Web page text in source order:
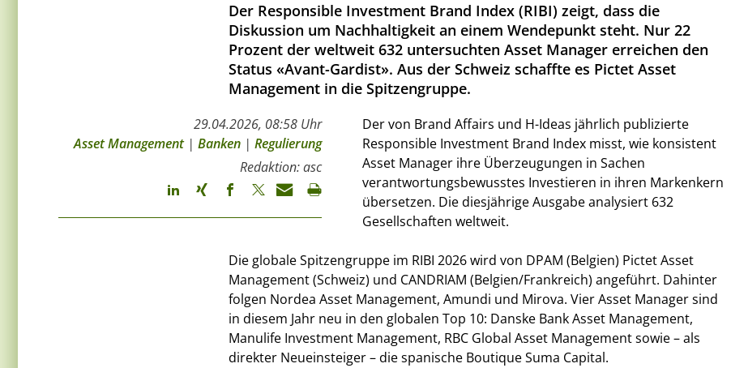
Der Responsible Investment Brand Index (RIBI) zeigt, dass die
Diskussion um Nachhaltigkeit an einem Wendepunkt steht. Nur 22
Prozent der weltweit 632 untersuchten Asset Manager erreichen den
Status «Avant-Gardist». Aus der Schweiz schaffte es Pictet Asset
Management in die Spitzengruppe.
29.04.2026, 08:58 Uhr
Asset Management| Banken | Regulierung
Redaktion: asc
Der von Brand Affairs und H-Ideas jährlich publizierte
Responsible Investment Brand Index misst, wie konsistent
Asset Manager ihre Überzeugungen in Sachen
verantwortungsbewusstes Investieren in ihren Markenkern
übersetzen. Die diesjährige Ausgabe analysiert 632
Gesellschaften weltweit.
Die globale Spitzengruppe im RIBI 2026 wird von DPAM (Belgien) Pictet Asset
Management (Schweiz) und CANDRIAM (Belgien/Frankreich) angeführt. Dahinter
folgen Nordea Asset Management, Amundi und Mirova. Vier Asset Manager sind
in diesem Jahr neu in den globalen Top 10: Danske Bank Asset Management,
Manulife Investment Management, RBC Global Asset Management sowie – als
direkter Neueinsteiger – die spanische Boutique Suma Capital.